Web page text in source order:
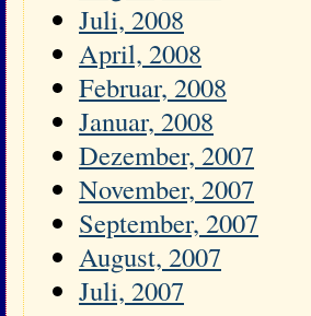
Juli, 2008
April, 2008
Februar, 2008
Januar, 2008
Dezember, 2007
November, 2007
September, 2007
August, 2007
Juli, 2007